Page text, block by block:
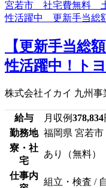
【更新手当総
性活躍中！ト
株式会社イカイ 九州事
給与 月収例378,834
勤務地 福岡県 宮若市
寮・社
宅
あり（無料）
仕事内
組立・検査 /